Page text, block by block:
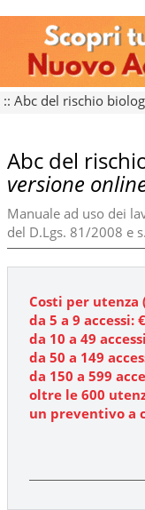
:: Abc del rischio
Abc del
versione
Manuale ad uso dei
del D.Lgs. 81/2008 e
Costi per utenza
da 5 a 9 accessi: €
da 10 a 49
da 50 a 149
da 150 a 599
oltre le 600
un preventivo a